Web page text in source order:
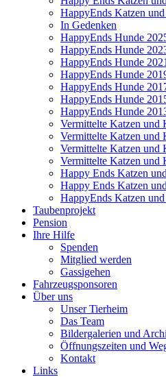
HappyEnds Katzen
In Gedenken
HappyEnds Hunde
HappyEnds Hunde
HappyEnds Hunde 2021
HappyEnds Hunde
HappyEnds Hunde
HappyEnds Hunde
HappyEnds Hunde
Vermittelte Katzen und
Vermittelte Katzen und
Vermittelte Katzen und
Vermittelte Katzen und
Happy Ends Katzen
Happy Ends Katzen
HappyEnds Katzen
Taubenprojekt
Pension
Ihre Hilfe
Spenden
Mitglied werden
Gassigehen
Fahrzeugsponsoren
Über uns
Unser Tierheim
Das Team
Bildergalerien und
Öffnungszeiten und
Kontakt
Links